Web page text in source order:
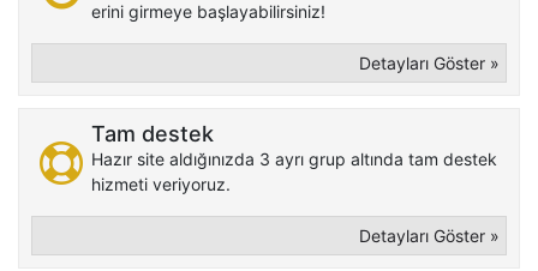
erini girmeye başlayabilirsiniz!
Detayları Göster »
Tam destek
Hazır site aldığınızda 3 ayrı grup altında tam destek
hizmeti veriyoruz.
Detayları Göster »